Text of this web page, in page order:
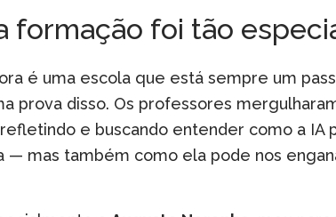
formação foi tão
é uma escola que está sempre um
prova disso. Os professores
e buscando entender como a IA
— mas também como ela pode nos